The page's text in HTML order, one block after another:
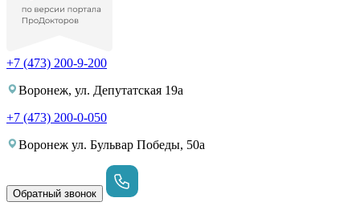
+7 (473) 200-9-200
Воронеж, ул. Депутатская 19а
+7 (473) 200-0-050
Воронеж ул. Бульвар Победы, 50а
Обратный звонок